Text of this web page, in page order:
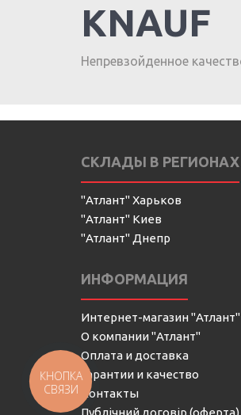
KNAUF
Непревзойденное
СКЛАДЫ В РЕГИОНАХ
"Атлант" Харьков
"Атлант" Киев
"Атлант" Днепр
ИНФОРМАЦИЯ
Интернет-магазин "Атлант"
О компании "Атлант"
Оплата и доставка
Гарантии и качество
Контакты
Публічний договір (оферта)
КНОПКА
СВЯЗИ